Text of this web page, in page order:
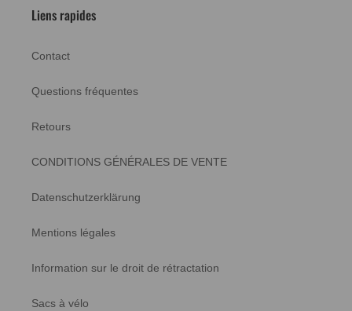
Liens rapides
Contact
Questions fréquentes
Retours
CONDITIONS GÉNÉRALES DE VENTE
Datenschutzerklärung
Mentions légales
Information sur le droit de rétractation
Sacs à vélo